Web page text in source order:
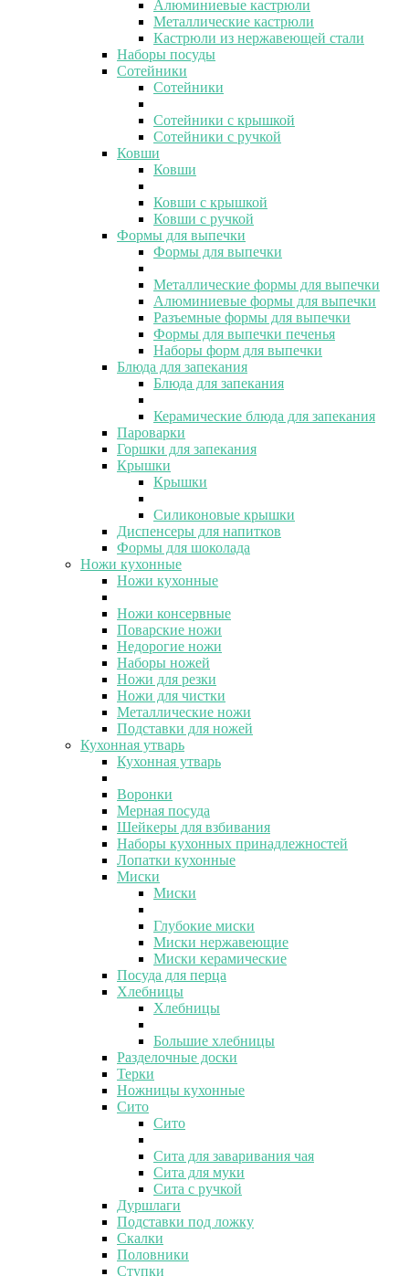
Алюминиевые кастрюли
Металлические кастрюли
Кастрюли из нержавеющей стали
Наборы посуды
Сотейники
Сотейники
Сотейники с крышкой
Сотейники с ручкой
Ковши
Ковши
Ковши с крышкой
Ковши с ручкой
Формы для выпечки
Формы для выпечки
Металлические формы для выпечки
Алюминиевые формы для выпечки
Разъемные формы для выпечки
Формы для выпечки печенья
Наборы форм для выпечки
Блюда для запекания
Блюда для запекания
Керамические блюда для запекания
Пароварки
Горшки для запекания
Крышки
Крышки
Силиконовые крышки
Диспенсеры для напитков
Формы для шоколада
Ножи кухонные
Ножи кухонные
Ножи консервные
Поварские ножи
Недорогие ножи
Наборы ножей
Ножи для резки
Ножи для чистки
Металлические ножи
Подставки для ножей
Кухонная утварь
Кухонная утварь
Воронки
Мерная посуда
Шейкеры для взбивания
Наборы кухонных принадлежностей
Лопатки кухонные
Миски
Миски
Глубокие миски
Миски нержавеющие
Миски керамические
Посуда для перца
Хлебницы
Хлебницы
Большие хлебницы
Разделочные доски
Терки
Ножницы кухонные
Сито
Сито
Сита для заваривания чая
Сита для муки
Сита с ручкой
Дуршлаги
Подставки под ложку
Скалки
Половники
Ступки